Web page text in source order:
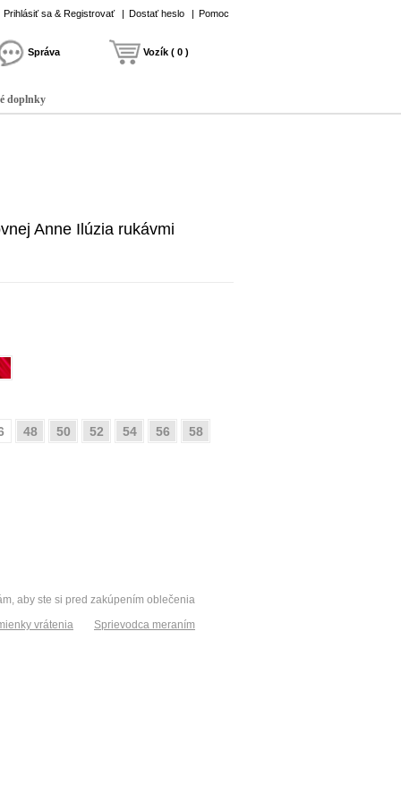
Prihlásiť sa & Registrovať | Dostať heslo | Pomoc
Správa Vozík ( 0 )
doplnky
Anne Ilúzia rukávmi
48 50 52 54 56
58
aby ste si pred zakúpením oblečenia
vrátenia Sprievodca meraním